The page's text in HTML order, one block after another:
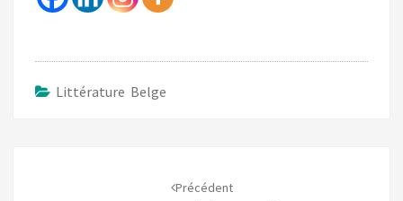
Littérature Belge
Précédent